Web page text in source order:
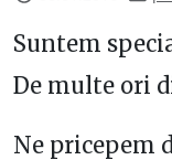
Suntem
De multe ori
Ne pricepem